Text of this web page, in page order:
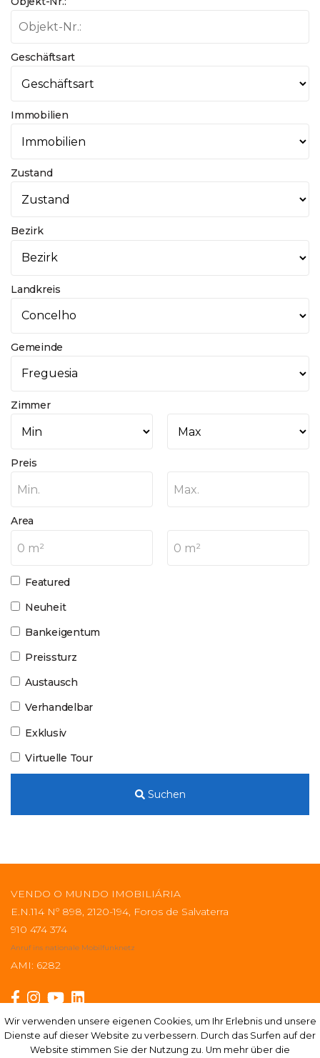
Wir verwenden unsere eigenen Cookies, um Ihr Erlebnis und unsere
Dienste auf dieser Website zu verbessern. Durch das Surfen auf der
Website stimmen Sie der Nutzung zu. Um mehr über die
Geschäftsart
Immobilien
Zustand
Bezirk
Landkreis
Gemeinde
Zimmer
Preis
Min. Max.
Area
0 m² 0 m²
Featured
Neuheit
Bankeigentum
Preissturz
Austausch
Verhandelbar
Exklusiv
Virtuelle Tour
Suchen
VENDO O MUNDO IMOBILIÁRIA
E.N.114 Nº 898, 2120-194, Foros de Salvaterra
910 474 374
Anruf ins nationale Mobilfunknetz
AMI: 6282
Abonnieren
Wir verwenden unsere eigenen Cookies, um Ihr Erlebnis und unsere
Dienste auf dieser Website zu verbessern. Durch das Surfen auf der
Website stimmen Sie der Nutzung zu. Um mehr über die